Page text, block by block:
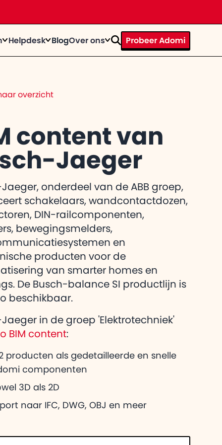
Helpdesk
de
gebruiker
over Adomi
voor
BlogOver ons
bij
knallen?
Probeer Adomi
overzicht
content van
Jaeger
onderdeel van de ABB groep,
schakelaars, wandcontactdozen,
DIN-railcomponenten,
bewegingsmelders,
en
producten voor de
van smarter homes en
De Busch-balance SI productlijn is
beschikbaar.
in de groep 'Elektrotechniek'
BIM content:
producten als gedetailleerde en snelle
componenten
3D als 2D
naar IFC, DWG, OBJ en meer